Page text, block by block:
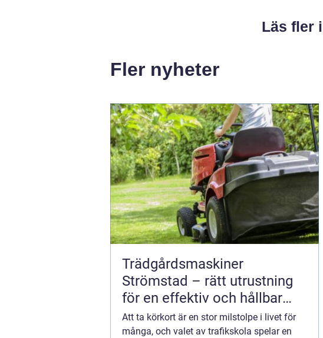
Läs fler
Fler nyheter
Trädgårdsmaskiner
Strömstad – rätt utrustning
för en effektiv och hållbar
trädgård
Att ta körkort är en stor milstolpe i livet för
många, och valet av trafikskola spelar en